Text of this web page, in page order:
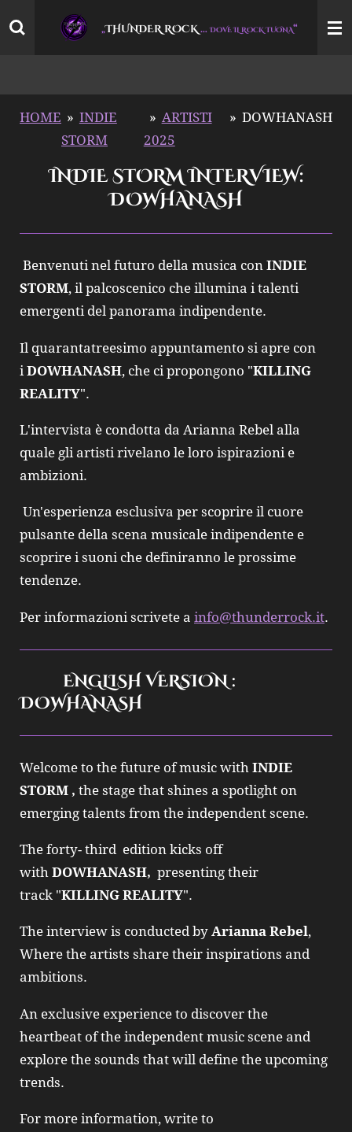
Vai
„THUNDER ROCK…DOVE IL ROCK TUONA“
HOME » INDIE
STORM
» ARTISTI
2025
» DOWHANASH
INDIE STORM INTERVIEW:
DOWHANASH
Benvenuti nel futuro della musica con INDIE
STORM, il palcoscenico che illumina i talenti
emergenti del panorama indipendente.
Il quarantatreesimo appuntamento si apre con
i DOWHANASH, che ci propongono "KILLING
REALITY".
L'intervista è condotta da Arianna Rebel alla
quale gli artisti rivelano le loro ispirazioni e
ambizioni.
Un'esperienza esclusiva per scoprire il cuore
pulsante della scena musicale indipendente e
scoprire i suoni che definiranno le prossime
tendenze.
Per informazioni scrivete a info@thunderrock.it.
ENGLISH VERSION :
DOWHANASH
Welcome to the future of music with INDIE
STORM , the stage that shines a spotlight on
emerging talents from the independent scene.
The forty- third edition kicks off
with DOWHANASH, presenting their
track "KILLING REALITY".
The interview is conducted by Arianna Rebel,
Where the artists share their inspirations and
ambitions.
An exclusive experience to discover the
heartbeat of the independent music scene and
explore the sounds that will define the upcoming
trends.
For more information, write to